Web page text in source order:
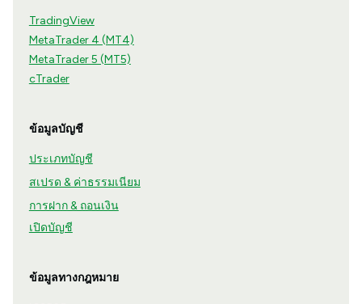
TradingView
MetaTrader 4 (MT4)
MetaTrader 5 (MT5)
cTrader
ข้อมูลบัญชี
ประเภทบัญชี
สเปรด & ค่าธรรมเนียม
การฝาก & ถอนเงิน
เปิดบัญชี
ข้อมูลทางกฎหมาย